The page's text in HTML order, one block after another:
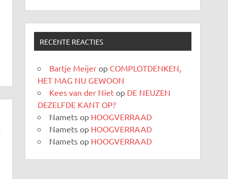
RECENTE REACTIES
Bartje Meijer op COMPLOTDENKEN,
HET MAG NU GEWOON
Kees van der Niet op DE NEUZEN
DEZELFDE KANT OP?
Namets op HOOGVERRAAD
Namets op HOOGVERRAAD
Namets op HOOGVERRAAD